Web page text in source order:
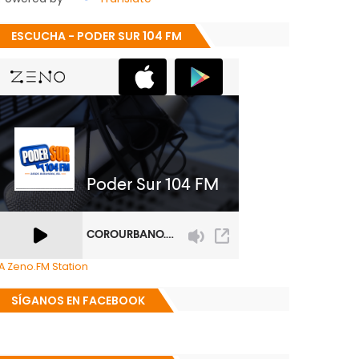
ESCUCHA - PODER SUR 104 FM
Zeno.FM Station
SÍGANOS EN FACEBOOK